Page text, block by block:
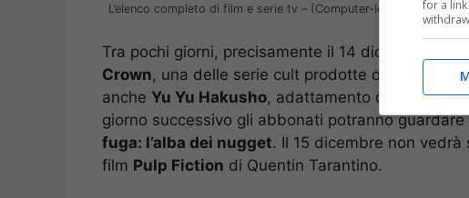
L’elenco completo di film e serie tv – (Computer-Idea.it)
Tra pochi giorni, precisamente il 14 dicembre,
Crown, una delle serie cult prodotte da Netflix.
anche Yu Yu Hakusho, adattamento
giorno successivo gli abbonati potranno
fuga: l’alba dei nugget. Il 15 dicembre non vedrà
film Pulp Fiction di Quentin Tarantino.
for a